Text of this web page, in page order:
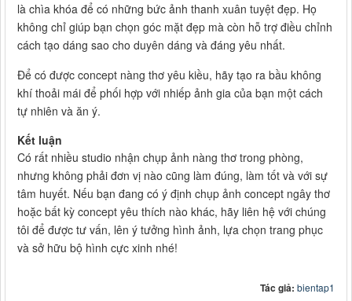
là chìa khóa để có những bức ảnh thanh xuân tuyệt đẹp. Họ
không chỉ giúp bạn chọn góc mặt đẹp mà còn hỗ trợ điều chỉnh
cách tạo dáng sao cho duyên dáng và đáng yêu nhất.
Để có được concept nàng thơ yêu kiều, hãy tạo ra bầu không
khí thoải mái để phối hợp với nhiếp ảnh gia của bạn một cách
tự nhiên và ăn ý.
Kết luận
Có rất nhiều studio nhận chụp ảnh nàng thơ trong phòng,
nhưng không phải đơn vị nào cũng làm đúng, làm tốt và với sự
tâm huyết. Nếu bạn đang có ý định chụp ảnh concept ngây thơ
hoặc bất kỳ concept yêu thích nào khác, hãy liên hệ với chúng
tôi để được tư vấn, lên ý tưởng hình ảnh, lựa chọn trang phục
và sở hữu bộ hình cực xinh nhé!
Tác giả: bientap1